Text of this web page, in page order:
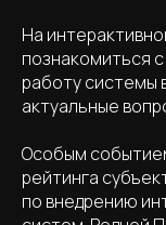
На
познакомиться
работу системы
актуальные
Особым
рейтинга
по внедрению